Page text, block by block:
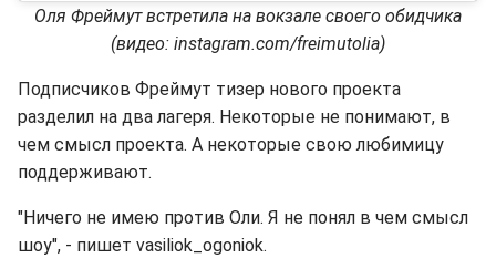
Оля Фреймут встретила на вокзале своего обидчика
(видео: instagram.com/freimutolia)
Подписчиков Фреймут тизер нового проекта
разделил на два лагеря. Некоторые не понимают, в
чем смысл проекта. А некоторые свою любимицу
поддерживают.
"Ничего не имею против Оли. Я не понял в чем смысл
шоу", - пишет vasiliok_ogoniok.